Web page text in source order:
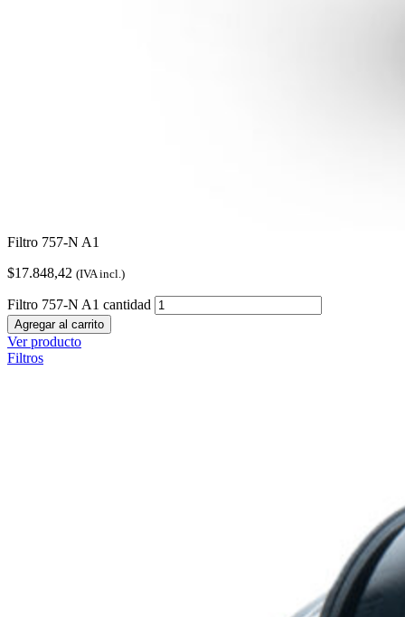
Filtro 757-N A1
$17.848,42 (IVA incl.)
Filtro 757-N A1 cantidad
Agregar al carrito
Ver producto
Filtros